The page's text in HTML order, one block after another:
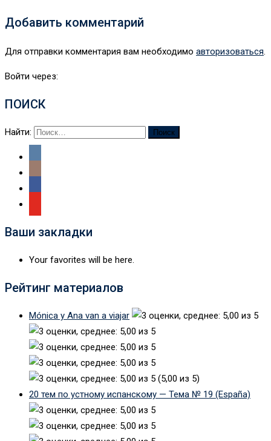
Добавить комментарий
Для отправки комментария вам необходимо авторизоваться
Войти через:
ПОИСК
Найти:
Ваши закладки
Your favorites will be here.
Рейтинг материалов
Mónica y Ana van a viajar
(5,00 из 5)
20 тем по устному испанскому — Тема № 19 (España)